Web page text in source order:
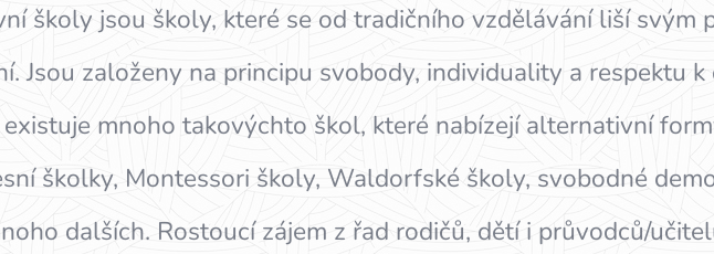
školy jsou školy, které se od tradičního vzdělávání liší svým
Jsou založeny na principu svobody, individuality a respektu k
mnoho takovýchto škol, které nabízejí alternativní
školky, Montessori školy, Waldorfské školy, svobodné
dalších. Rostoucí zájem z řad rodičů, dětí i průvodců/